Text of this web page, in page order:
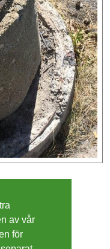
av vår
för